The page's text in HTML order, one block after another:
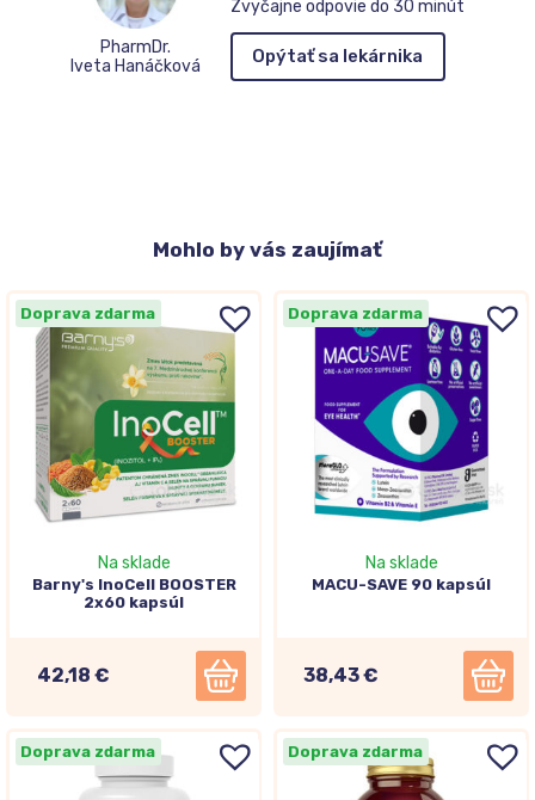
PharmDr.
Iveta Hanáčková
Zvyčajne odpovie do 30 minút
Opýtať sa lekárnika
Mohlo by vás zaujímať
Doprava zdarma
Na sklade
Barny's InoCell BOOSTER
2x60 kapsúl
42,18 €
Doprava zdarma
Na sklade
MACU-SAVE 90 kapsúl
38,43 €
Doprava zdarma Doprava zdarma